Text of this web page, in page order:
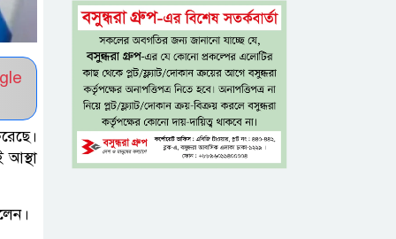
আস্থা
হবে লটারিতে,
দ্বিতীয় থেকে নবম
শ্রেণিতে থাকছে ভর্তি পরীক্ষা
৫ শতাংশ মজুরি
বৃদ্ধি প্রত্যাখ্যান,
নতুন মজুরি বোর্ড